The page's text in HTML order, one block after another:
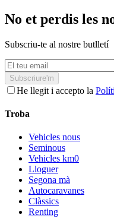
No et perdis les
Subscriu-te al nostre butlletí
Subscriure'm
He llegit i accepto la
Troba
Vehicles nous
Seminous
Vehicles km0
Lloguer
Segona mà
Autocaravanes
Clàssics
Renting